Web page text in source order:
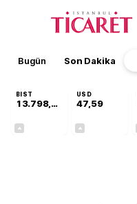
Bugün Son Dakika
BIST
13.798,82
USD
47,59